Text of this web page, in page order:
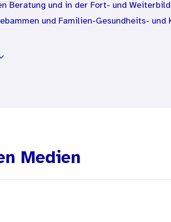
Beratung und in der Fort- und
und Familien-Gesundheits- und
Interviews und Fallbeispiele regen an,
Medien